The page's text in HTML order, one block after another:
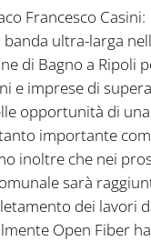
Francesco Casini:
banda ultra-larga
di Bagno a Ripoli
e imprese di
opportunità di
importante
inoltre che nei
sarà
dei lavori
Open Fiber